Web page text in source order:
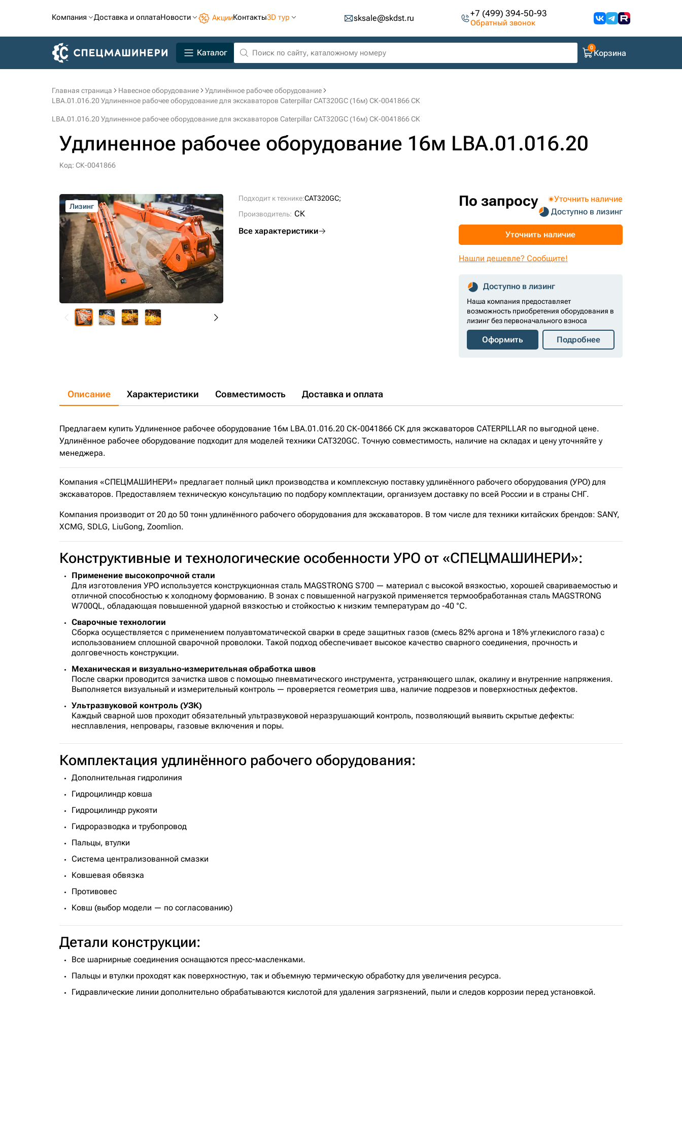
Компания Доставка и оплатаНовости АкцииКонтакты3D тур sksale@skdst.ru +7 (499) 394-50-93
Обратный звонок
Каталог Корзина
Главная страница Навесное оборудование
Удлинённое рабочее оборудование
LBA.01.016.20 Удлиненное рабочее оборудование для экскаваторов Caterpillar CAT320GC (16м) СК-0041866 СК
LBA.01.016.20 Удлиненное рабочее оборудование для экскаваторов Caterpillar CAT320GC (16м) СК-0041866 СК
Удлиненное рабочее оборудование 16м LBA.01.016.20
Код: СК-0041866
Лизинг
Лизинг
Лизинг
Лизинг
Подходит к технике:CAT320GC;
Производитель: СК
Все характеристики
По запросу
Уточнить наличие
Доступно в лизинг
Уточнить наличие
Нашли дешевле? Сообщите!
Доступно в лизинг
Наша компания предоставляет
возможность приобретения оборудования в
лизинг без первоначального взноса
Оформить Подробнее
Описание Характеристики Совместимость Доставка и оплата
Предлагаем купить Удлиненное рабочее оборудование 16м LBA.01.016.20 СК-0041866 СК для экскаваторов CATERPILLAR по выгодной цене.
Удлинённое рабочее оборудование подходит для моделей техники CAT320GC. Точную совместимость, наличие на складах и цену уточняйте у
менеджера.
Компания «СПЕЦМАШИНЕРИ» предлагает полный цикл производства и комплексную поставку удлинённого рабочего оборудования (УРО) для
экскаваторов. Предоставляем техническую консультацию по подбору комплектации, организуем доставку по всей России и в страны СНГ.
Компания производит от 20 до 50 тонн удлинённого рабочего оборудования для экскаваторов. В том числе для техники китайских брендов: SANY,
XCMG, SDLG, LiuGong, Zoomlion.
Конструктивные и технологические особенности УРО от «СПЕЦМАШИНЕРИ»:
Применение высокопрочной стали
Для изготовления УРО используется конструкционная сталь MAGSTRONG S700 — материал с высокой вязкостью, хорошей свариваемостью и
отличной способностью к холодному формованию. В зонах с повышенной нагрузкой применяется термообработанная сталь MAGSTRONG
W700QL, обладающая повышенной ударной вязкостью и стойкостью к низким температурам до -40 °C.
Сварочные технологии
Сборка осуществляется с применением полуавтоматической сварки в среде защитных газов (смесь 82% аргона и 18% углекислого газа) с
использованием сплошной сварочной проволоки. Такой подход обеспечивает высокое качество сварного соединения, прочность и
долговечность конструкции.
Механическая и визуально-измерительная обработка швов
После сварки проводится зачистка швов с помощью пневматического инструмента, устраняющего шлак, окалину и внутренние напряжения.
Выполняется визуальный и измерительный контроль — проверяется геометрия шва, наличие подрезов и поверхностных дефектов.
Ультразвуковой контроль (УЗК)
Каждый сварной шов проходит обязательный ультразвуковой неразрушающий контроль, позволяющий выявить скрытые дефекты:
несплавления, непровары, газовые включения и поры.
Комплектация удлинённого рабочего оборудования:
Дополнительная гидролиния
Гидроцилиндр ковша
Гидроцилиндр рукояти
Гидроразводка и трубопровод
Пальцы, втулки
Система централизованной смазки
Ковшевая обвязка
Противовес
Ковш (выбор модели — по согласованию)
Детали конструкции:
Все шарнирные соединения оснащаются пресс-масленками.
Пальцы и втулки проходят как поверхностную, так и объемную термическую обработку для увеличения ресурса.
Гидравлические линии дополнительно обрабатываются кислотой для удаления загрязнений, пыли и следов коррозии перед установкой.